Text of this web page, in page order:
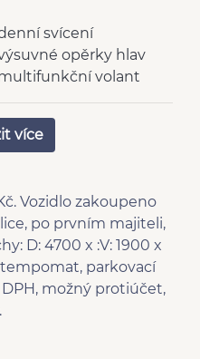
svícení
opěrky hlav
volant
skla
řidiče
klimatizace
Digitální příjem rádia
(DAB)
více
Vozidlo zakoupeno
po prvním majiteli,
D: 4700 x :V: 1900 x
tempomat, parkovací
možný protiúčet,